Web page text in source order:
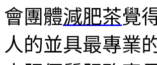
會團體減肥茶覺
人的並具最專業